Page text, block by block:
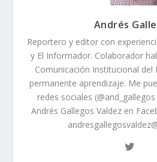
Andrés
Reportero y editor con
y El Informador. Colaborador
Comunicación Institucional del
permanente aprendizaje. Me
redes sociales
Andrés Gallegos Valdez en